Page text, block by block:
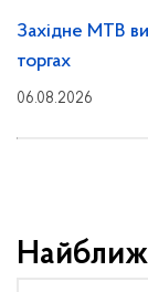
Західне МТВ
торгах
06.08.2026